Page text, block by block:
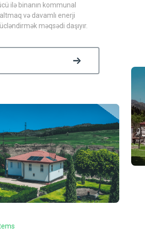
ilə binanın kommunal
və davamlı enerji
məqsədi daşıyır.